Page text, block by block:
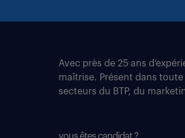
Avec près de 25 ans
maîtrise. Présent dans
secteurs du BTP, du